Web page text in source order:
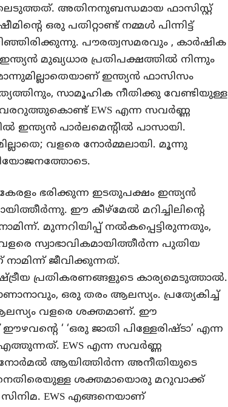
അതിനനുബന്ധമായ ഫാസിസ്റ്റ്
ഒരു പതിറ്റാണ്ട് നമ്മൾ പിന്നിട്ട്
പൗരത്വസമരവും , കാർഷിക
മുഖ്യധാര പ്രതിപക്ഷത്തിൽ നിന്നും
ഇന്ത്യൻ ഫാസിസം
സാമൂഹിക നീതിക്കു വേണ്ടിയുള്ള
EWS എന്ന സവർണ്ണ
ഇന്ത്യൻ പാർലമെൻ്റിൽ പാസായി.
വളരെ നോർമ്മലായി. മൂന്നു
ഭരിക്കുന്ന ഇടതുപക്ഷം ഇന്ത്യൻ
ഈ കീഴ്മേൽ മറിച്ചിലിൻ്റെ
മുന്നറിയിപ്പ് നൽകപ്പെട്ടിരുന്നതും,
സ്വാഭാവികമായിത്തീർന്ന പുതിയ
ജീവിക്കുന്നത്.
പ്രതികരണങ്ങളുടെ കാര്യമെടുത്താൽ.
ഒരു തരം ആലസ്യം. പ്രത്യേകിച്ച്
വളരെ ശക്തമാണ്. ഈ
‘ ‘ഒരു ജാതി പിള്ളേരിഷ്ടാ’ എന്ന
EWS എന്ന സവർണ്ണ
ആയിത്തിർന്ന അനീതിയുടെ
ശക്തമായൊരു മറുവാക്ക്
EWS എങ്ങനെയാണ്